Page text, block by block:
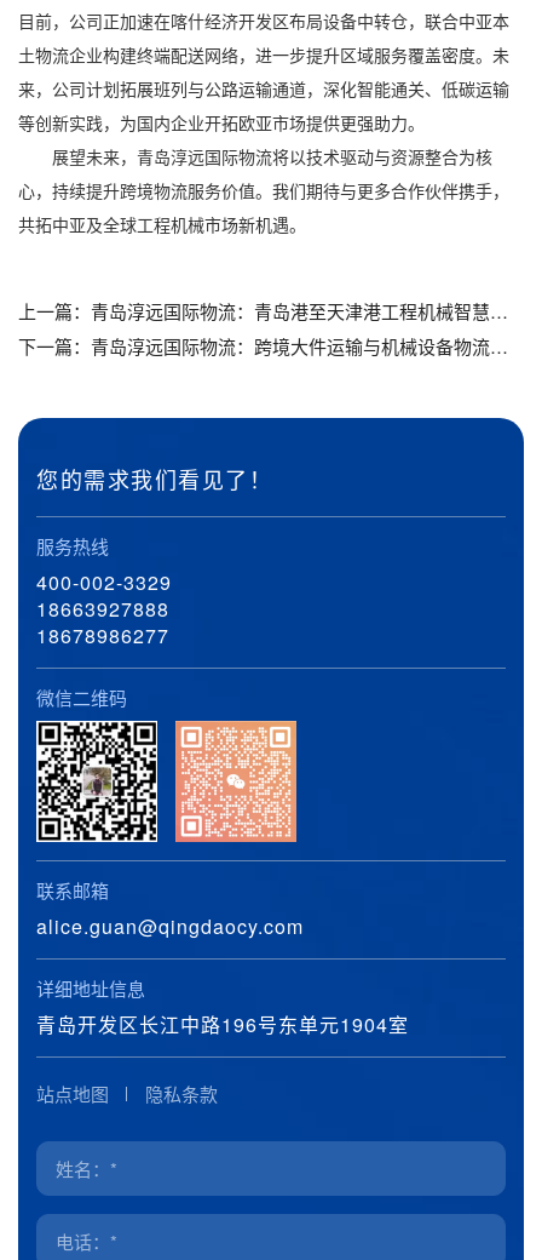
目前，公司正加速在喀什经济开发区布局设备中转仓，联合中亚本
土物流企业构建终端配送网络，进一步提升区域服务覆盖密度。未
来，公司计划拓展班列与公路运输通道，深化智能通关、低碳运输
等创新实践，为国内企业开拓欧亚市场提供更强助力。
展望未来，青岛淳远国际物流将以技术驱动与资源整合为核
心，持续提升跨境物流服务价值。我们期待与更多合作伙伴携手，
共拓中亚及全球工程机械市场新机遇。
上一篇： 青岛淳远国际物流：青岛港至天津港工程机械智慧物流解决方案｜大件运输专家服务
下一篇： 青岛淳远国际物流：跨境大件运输与机械设备物流解决方案领航者_青岛货代公司_青岛国际物流_青岛出口报关_青岛进口清关
您的需求我们看见了！
服务热线
400-002-3329
18663927888
18678986277
微信二维码
联系邮箱
alice.guan@qingdaocy.com
详细地址信息
青岛开发区长江中路196号东单元1904室
站点地图 隐私条款